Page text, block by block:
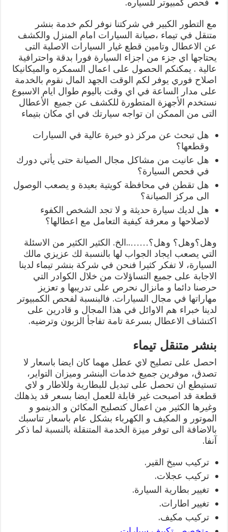
فحص كمبيوتر للسياره.
مع التطور الكبير في شركتنا نوفر لكم خدمة بنشر
متنقل في تيماء ،صيانة السيارات امام المنزل والكشف
عن الاعطال وتامين قطع غيار السيارات الاصلية التى
يحتاجها اي جزء من اجزاء السيارة فورا بدقة واحترافية
عالية . يمكنكم الحصول على اعمال السمكره والميكانيكا
اصلاح فوري يوفر لكم الوقت الجهد المال نقوم بالخدمة
على مدار الساعة في اي وقت باليوم طوال ايام الاسبوع
نستخدم الأجهزة المتطورة للكشف عن جميع الأعطال
التى من الممكن ان تواجه سيارتك في اي مكان بتيماء
هل تبحث عن مركز ذو خبرة عالية في السيارات
وقطعها؟
هل عانيت من مشاكل مجال الصيانة حتى يأتي دورك
في فحص السيارة؟
هل تقطن في محافظة كويتية بعيدة و يصعب الوصول
الى مركز الصيانة؟
هل لديك سيارة حديثة و لا تجد الشخص الكفوء
لاصلاحها و معرفة كيفية التعامل مع اعطالها؟
وهل؟وهل؟ وهل؟……..الخ. الكثير الكثير من الاسئلة
التي يصعب ايجاد الجواب لها بالنسبة لك عزيزي مالك
السيارة، لا تفكر كثيرا فنحن في شركة بنشر تيماء لدينا
الاجابة على جميع التساؤلات من خلال الكوادر التي
حرصنا دائما و مانزال نحرص على تدريبها و تعزيز
مهاراتها في مجال السيارات. فالبنسبة لفحص الكمبيوتر
لدينا خبراء هم الاوائل في هذا المجال و قادرين على
اكتشاف الاعطال بسرعة تامة تفاجأ الزبون وترضيه.
بنشر متنقل تيماء
احصل على تصليح لاي عطل مهما كان ايضا باسعار لا
تصدق، موفرين جميع خدمات البنشر وميزان التواير،
تستيطع ان تحصل على تبديل للبطارية وللاطار و لاي
قطعة قد اصبحت غير قابلة للعمل ايضا بسعر قد يذهلك
وغيرها الكثير من اعمال كتصليح المكائن و الدينمو و
الموتور و المكيف و الكهرباء بشكل عام باسعار تناسبك
بالاضافة الى توفر ميزة الخدمة المتنقلة بالنسبة لما ذكر
آنفا.
تركيب سيخ القير.
تركيب عجلات.
تغيير بطارية السيارة.
تغيير اطارات.
تركيب مكيف.